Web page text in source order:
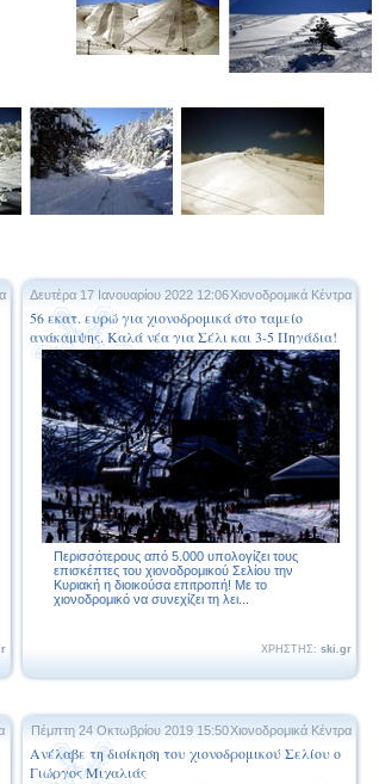
Δευτέρα 17 Ιανουαρίου 2022 12:06Χιονοδρομικά Κέντρα
56 εκατ. ευρώ για χιονοδρομικά στο ταμείο
ανάκαμψης. Καλά νέα για Σέλι και 3-5 Πηγάδια!
Περισσότερους από 5.000 υπολογίζει τους
επισκέπτες του χιονοδρομικού Σελίου την
Κυριακή η διοικούσα επιτροπή! Με το
χιονοδρομικό να συνεχίζει τη λει...
ΧΡΗΣΤΗΣ: ski.gr
Πέμπτη 24 Οκτωβρίου 2019 15:50Χιονοδρομικά Κέντρα
Ανέλαβε τη διοίκηση του χιονοδρομικού Σελίου ο
Γιώργος Μιχαλιάς